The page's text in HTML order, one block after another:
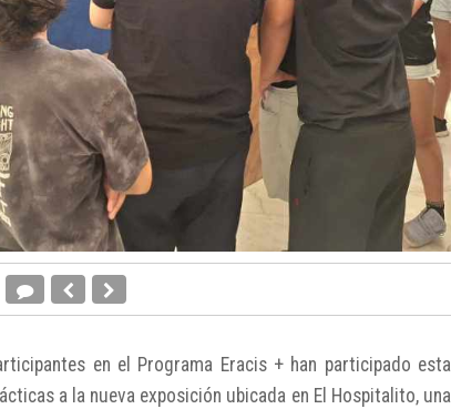
en el Programa Eracis + han participado esta
a la nueva exposición ubicada en El Hospitalito, una